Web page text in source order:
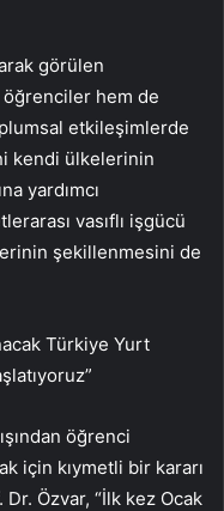
görülen
öğrenciler hem de
etkileşimlerde
kendi ülkelerinin
yardımcı
vasıflı işgücü
şekillenmesini de
Türkiye Yurt
öğrenci
için kıymetli bir kararı
Özvar, “İlk kez Ocak